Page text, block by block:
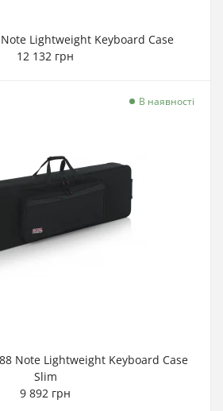
Lightweight Keyboard Case
12 132 грн
В наявності
Note Lightweight Keyboard Case
Slim
9 892 грн